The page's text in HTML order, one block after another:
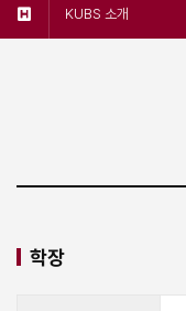
KUBS 소개
학장